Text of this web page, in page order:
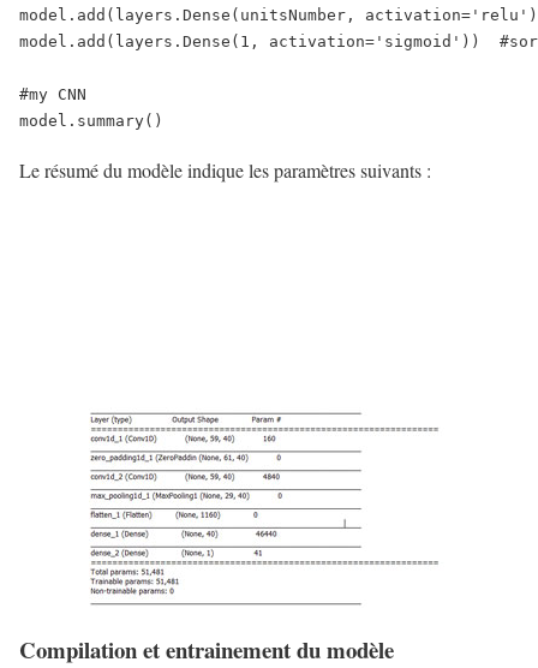
model.add(layers.Dense(unitsNumber,
model.add(layers.Dense(1, activation='sigmoid'))
#my CNN
Le résumé du modèle indique les paramètres suivants :
Compilation et entrainement du modèle